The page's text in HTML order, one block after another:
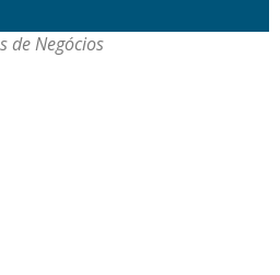
de Negócios